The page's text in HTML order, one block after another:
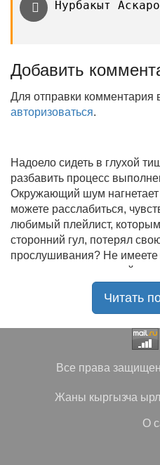
Нурбакыт
Добавить
Для отправки комментария
авторизоваться.
Надоело сидеть в глухой
разбавить процесс
Окружающий шум
можете расслабиться,
любимый плейлист,
сторонний гул, потерял
прослушивания? Не
представления, где найти
на замену старому? В
радостью приветствует
чудесную подборку самых
старых и новых треков,
популярные композиции
Читать
Все права
Жаны кыргызча
О